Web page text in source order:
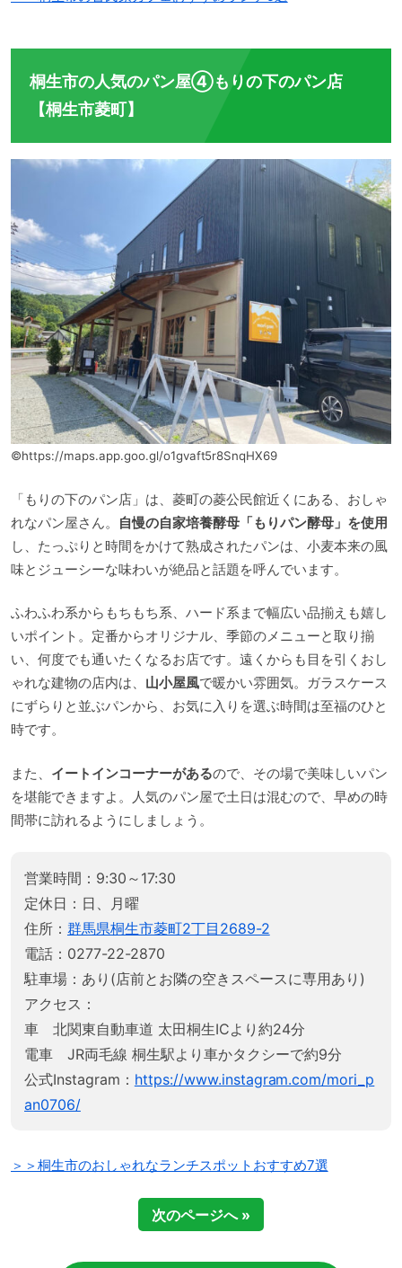
桐生市の人気のパン屋④もりの下のパン店
【桐生市菱町】
©https://maps.app.goo.gl/o1gvaft5r8SnqHX69
「もりの下のパン店」は、菱町の菱公民館近くにある、おしゃ
れなパン屋さん。
自慢の自家培養酵母「もりパン酵母」を使用
し、たっぷりと時間をかけて熟成されたパンは、小麦本来の風
味とジューシーな味わいが絶品と話題を呼んでいます。
ふわふわ系からもちもち系、ハード系まで幅広い品揃えも嬉し
いポイント。定番からオリジナル、季節のメニューと取り揃
い、何度でも通いたくなるお店です。遠くからも目を引くおし
ゃれな建物の店内は、 山小屋風で暖かい雰囲気。ガラスケース
にずらりと並ぶパンから、お気に入りを選ぶ時間は至福のひと
時です。
また、 イートインコーナーがあるので、その場で美味しいパン
を堪能できますよ。人気のパン屋で土日は混むので、早めの時
間帯に訪れるようにしましょう。
営業時間：9:30～17:30
定休日：日、月曜
住所： 群馬県桐生市菱町2丁目2689-2
電話：0277-22-2870
駐車場：あり(店前とお隣の空きスペースに専用あり)
アクセス：
車 北関東自動車道 太田桐生ICより約24分
電車 JR両毛線 桐生駅より車かタクシーで約9分
公式Instagram： https://www.instagram.com/mori_p
an0706/
＞＞桐生市のおしゃれなランチスポットおすすめ7選
次のページへ »